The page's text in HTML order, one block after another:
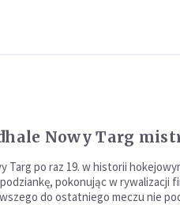
Nowy Targ
Targ po raz 19. w historii
pokonując w rywalizacji
do ostatniego meczu nie